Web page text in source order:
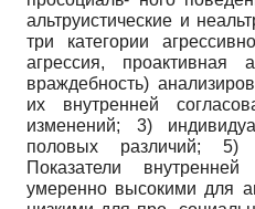
альтруистические и
три категории
агрессия, проактивная
враждебность)
их внутренней
изменений; 3)
половых различий; 5)
Показатели
умеренно высокими для